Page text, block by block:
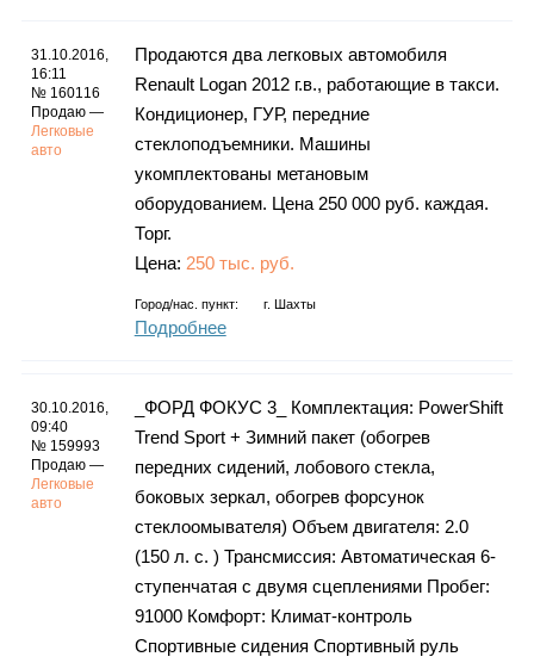
31.10.2016,
16:11
№ 160116
Продаю —
Легковые
авто
Продаются два легковых автомобиля
Renault Logan 2012 г.в., работающие в такси.
Кондиционер, ГУР, передние
стеклоподъемники. Машины
укомплектованы метановым
оборудованием. Цена 250 000 руб. каждая.
Торг.
Цена: 250 тыс. руб.
Город/нас. пункт: г. Шахты
Подробнее
30.10.2016,
09:40
№ 159993
Продаю —
Легковые
авто
_ФОРД ФОКУС 3_ Комплектация: PowerShift
Trend Sport + Зимний пакет (обогрев
передних сидений, лобового стекла,
боковых зеркал, обогрев форсунок
стеклоомывателя) Объем двигателя: 2.0
(150 л. с. ) Трансмиссия: Автоматическая 6-
ступенчатая с двумя сцеплениями Пробег:
91000 Комфорт: Климат-контроль
Спортивные сидения Спортивный руль